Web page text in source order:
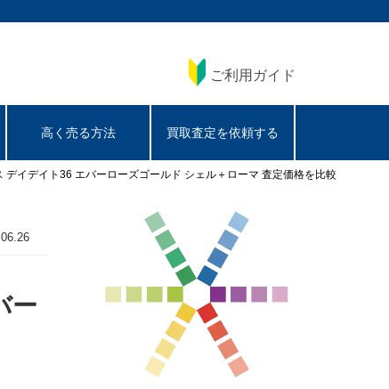
ご利用ガイド
高く売る方法 買取査定を依頼する
イデイト36 エバーローズゴールド シェル＋ローマ 査定価格を比較
ー